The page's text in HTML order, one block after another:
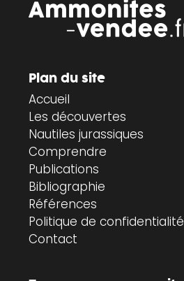
Plan du site
Accueil
Les découvertes
Nautiles jurassiques
Comprendre
Publications
Bibliographie
Références
Politique de confidentialité
Contact